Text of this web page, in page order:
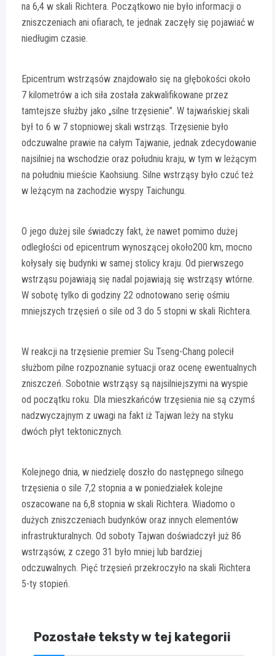
na 6,4 w skali Richtera. Początkowo nie było informacji o
zniszczeniach ani ofiarach, te jednak zaczęły się pojawiać w
niedługim czasie.
Epicentrum wstrząsów znajdowało się na głębokości około
7 kilometrów a ich siła została zakwalifikowane przez
tamtejsze służby jako „silne trzęsienie”. W tajwańskiej skali
był to 6 w 7 stopniowej skali wstrząs. Trzęsienie było
odczuwalne prawie na całym Tajwanie, jednak zdecydowanie
najsilniej na wschodzie oraz południu kraju, w tym w leżącym
na południu mieście Kaohsiung. Silne wstrząsy było czuć też
w leżącym na zachodzie wyspy Taichungu.
O jego dużej sile świadczy fakt, że nawet pomimo dużej
odległości od epicentrum wynoszącej około200 km, mocno
kołysały się budynki w samej stolicy kraju. Od pierwszego
wstrząsu pojawiają się nadal pojawiają się wstrząsy wtórne.
W sobotę tylko di godziny 22 odnotowano serię ośmiu
mniejszych trzęsień o sile od 3 do 5 stopni w skali Richtera.
W reakcji na trzęsienie premier Su Tseng-Chang polecił
służbom pilne rozpoznanie sytuacji oraz ocenę ewentualnych
zniszczeń. Sobotnie wstrząsy są najsilniejszymi na wyspie
od początku roku. Dla mieszkańców trzęsienia nie są czymś
nadzwyczajnym z uwagi na fakt iż Tajwan leży na styku
dwóch płyt tektonicznych.
Kolejnego dnia, w niedzielę doszło do następnego silnego
trzęsienia o sile 7,2 stopnia a w poniedziałek kolejne
oszacowane na 6,8 stopnia w skali Richtera. Wiadomo o
dużych zniszczeniach budynków oraz innych elementów
infrastrukturalnych. Od soboty Tajwan doświadczył już 86
wstrząsów, z czego 31 było mniej lub bardziej
odczuwalnych. Pięć trzęsień przekroczyło na skali Richtera
5-ty stopień.
Pozostałe teksty w tej kategorii